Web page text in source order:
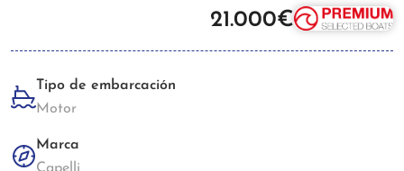
21.000€
Tipo de embarcación
Motor
Marca